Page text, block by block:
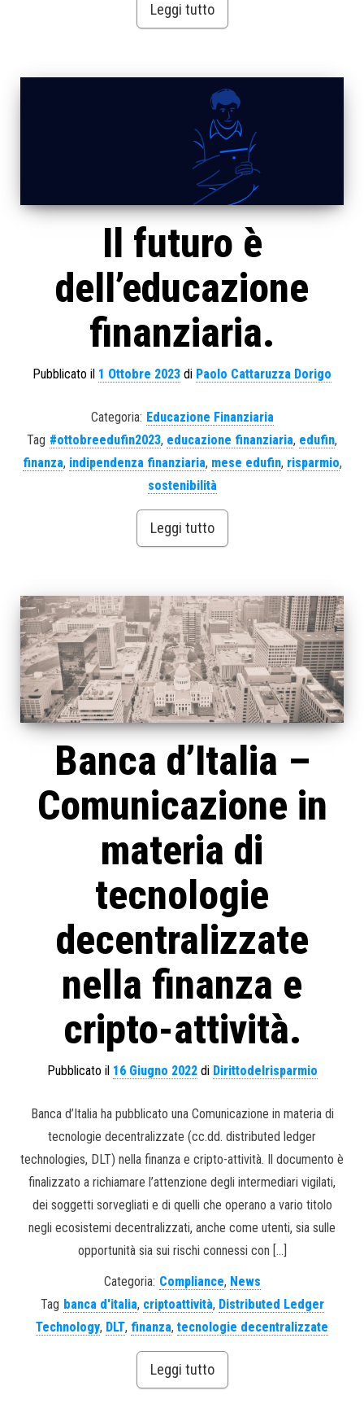
Leggi tutto
Il futuro è
dell’educazione
finanziaria.
Pubblicato il 1 Ottobre 2023 di Paolo Cattaruzza Dorigo
Categoria: Educazione Finanziaria
Tag #ottobreedufin2023, educazione finanziaria, edufin,
finanza, indipendenza finanziaria, mese edufin, risparmio,
sostenibilità
Leggi tutto
Banca d’Italia –
Comunicazione in
materia di
tecnologie
decentralizzate
nella finanza e
cripto-attività.
Pubblicato il 16 Giugno 2022di Dirittodelrisparmio
Banca d’Italia ha pubblicato una Comunicazione in materia di
tecnologie decentralizzate (cc.dd. distributed ledger
technologies, DLT) nella finanza e cripto-attività. Il documento è
finalizzato a richiamare l’attenzione degli intermediari vigilati,
dei soggetti sorvegliati e di quelli che operano a vario titolo
negli ecosistemi decentralizzati, anche come utenti, sia sulle
opportunità sia sui rischi connessi con […]
Categoria: Compliance, News
Tag banca d'italia, criptoattività, Distributed Ledger
Technology, DLT, finanza, tecnologie decentralizzate
Leggi tutto